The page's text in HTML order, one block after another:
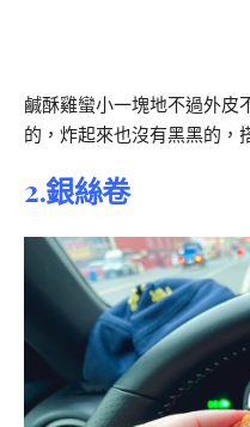
鹹酥雞蠻小一塊地不過外皮
的，炸起來也沒有黑黑的，
2.銀絲卷